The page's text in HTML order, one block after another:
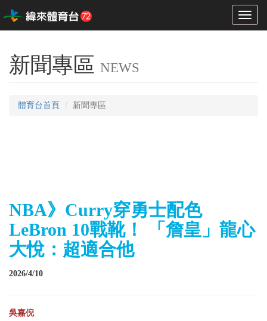
Toggle
新聞專區 NEWS
體育台首頁 新聞專區
NBA》Curry穿勇士配色
LeBron 10戰靴！ 「詹皇」龍心
大悅：超適合他
2026/4/10
吳嘉倪